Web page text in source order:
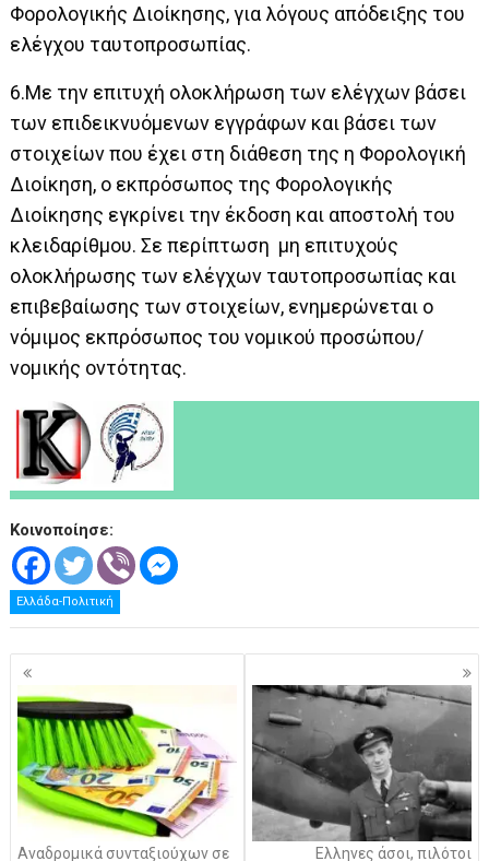
Φορολογικής Διοίκησης, για λόγους απόδειξης του
ελέγχου ταυτοπροσωπίας.
6.Με την επιτυχή ολοκλήρωση των ελέγχων βάσει
των επιδεικνυόμενων εγγράφων και βάσει των
στοιχείων που έχει στη διάθεση της η Φορολογική
Διοίκηση, ο εκπρόσωπος της Φορολογικής
Διοίκησης εγκρίνει την έκδοση και αποστολή του
κλειδαρίθμου. Σε περίπτωση μη επιτυχούς
ολοκλήρωσης των ελέγχων ταυτοπροσωπίας και
επιβεβαίωσης των στοιχείων, ενημερώνεται ο
νόμιμος εκπρόσωπος του νομικού προσώπου/
νομικής οντότητας.
Κοινοποίησε:
Ελλάδα-Πολιτική
Πλοήγηση
άρθρων
Αναδρομικά συνταξιούχων σε Ελληνες άσοι, πιλότοι